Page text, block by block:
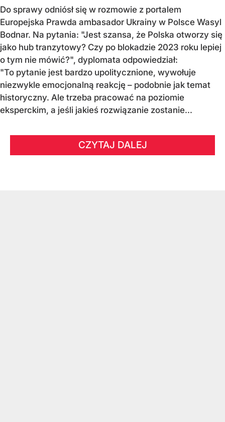
Do sprawy odniósł się w rozmowie z portalem
Europejska Prawda ambasador Ukrainy w Polsce Wasyl
Bodnar. Na pytania: "Jest szansa, że Polska otworzy się
jako hub tranzytowy? Czy po blokadzie 2023 roku lepiej
o tym nie mówić?", dyplomata odpowiedział:
"To pytanie jest bardzo upolitycznione, wywołuje
niezwykle emocjonalną reakcję – podobnie jak temat
historyczny. Ale trzeba pracować na poziomie
eksperckim, a jeśli jakieś rozwiązanie zostanie...
CZYTAJ DALEJ